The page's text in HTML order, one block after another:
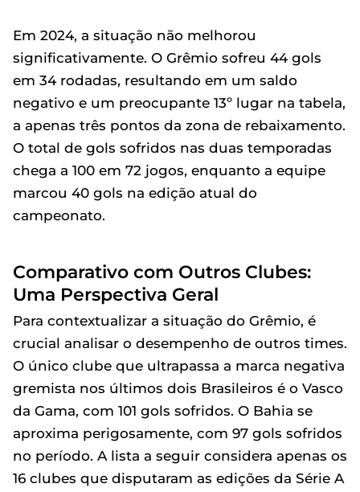
Em 2024, a situação não melhorou
significativamente. O Grêmio sofreu 44 gols
em 34 rodadas, resultando em um saldo
negativo e um preocupante 13º lugar na tabela,
a apenas três pontos da zona de rebaixamento.
O total de gols sofridos nas duas temporadas
chega a 100 em 72 jogos, enquanto a equipe
marcou 40 gols na edição atual do
campeonato.
Comparativo com Outros Clubes:
Uma Perspectiva Geral
Para contextualizar a situação do Grêmio, é
crucial analisar o desempenho de outros times.
O único clube que ultrapassa a marca negativa
gremista nos últimos dois Brasileiros é o Vasco
da Gama, com 101 gols sofridos. O Bahia se
aproxima perigosamente, com 97 gols sofridos
no período. A lista a seguir considera apenas os
16 clubes que disputaram as edições da Série A